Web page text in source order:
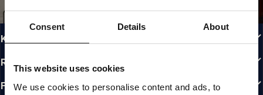
Consent Details About
This website uses cookies
We use cookies to personalise content and ads, to
INFO
KUNDENBEREICH
RICHTLINIEN
FOLLOW US